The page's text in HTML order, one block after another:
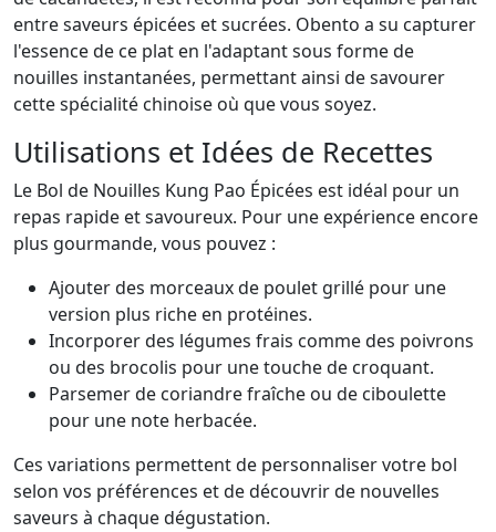
entre saveurs épicées et sucrées. Obento a su capturer
l'essence de ce plat en l'adaptant sous forme de
nouilles instantanées, permettant ainsi de savourer
cette spécialité chinoise où que vous soyez.
Utilisations et Idées de Recettes
Le Bol de Nouilles Kung Pao Épicées est idéal pour un
repas rapide et savoureux. Pour une expérience encore
plus gourmande, vous pouvez :
Ajouter des morceaux de poulet grillé pour une
version plus riche en protéines.
Incorporer des légumes frais comme des poivrons
ou des brocolis pour une touche de croquant.
Parsemer de coriandre fraîche ou de ciboulette
pour une note herbacée.
Ces variations permettent de personnaliser votre bol
selon vos préférences et de découvrir de nouvelles
saveurs à chaque dégustation.